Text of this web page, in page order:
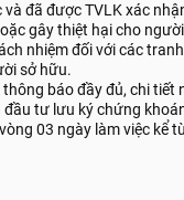
và đã được TVLK xác
gây thiệt hại cho
nhiệm đối với các
sở hữu.
thông báo đầy đủ, chi tiết
tư lưu ký chứng
03 ngày làm việc kể